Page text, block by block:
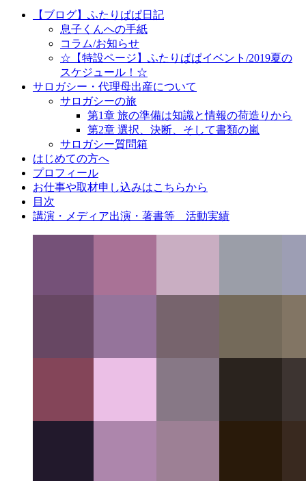
【ブログ】ふたりぱぱ日記
息子くんへの手紙
コラム/お知らせ
☆【特設ページ】ふたりぱぱイベント/2019夏の
スケジュール！☆
サロガシー・代理母出産について
サロガシーの旅
第1章 旅の準備は知識と情報の荷造りから
第2章 選択、決断、そして書類の嵐
サロガシー質問箱
はじめての方へ
プロフィール
お仕事や取材申し込みはこちらから
目次
講演・メディア出演・著書等 活動実績